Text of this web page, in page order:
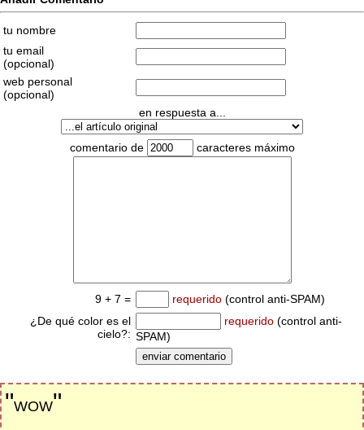
tu nombre
tu email
(opcional)
web personal
(opcional)
en respuesta a...
comentario de caracteres máximo
9 + 7 = requerido (control anti-SPAM)
¿De qué color es el
cielo?:
requerido (control anti-
SPAM)
"WOW"